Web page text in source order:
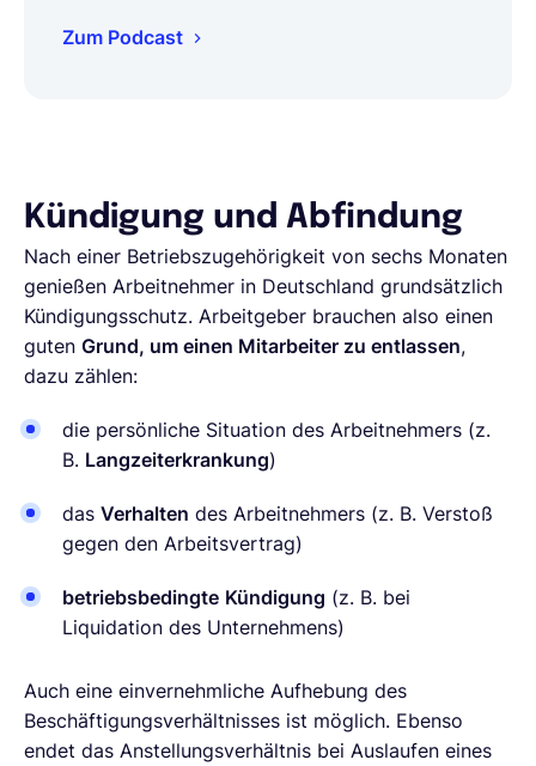
Zum Podcast
Kündigung und Abfindung
Nach einer Betriebszugehörigkeit von sechs Monaten
genießen Arbeitnehmer in Deutschland grundsätzlich
Kündigungsschutz. Arbeitgeber brauchen also einen
guten Grund, um einen Mitarbeiter zu entlassen,
dazu zählen:
die persönliche Situation des Arbeitnehmers (z.
B. Langzeiterkrankung)
das Verhalten des Arbeitnehmers (z. B. Verstoß
gegen den Arbeitsvertrag)
betriebsbedingte Kündigung (z. B. bei
Liquidation des Unternehmens)
Auch eine einvernehmliche Aufhebung des
Beschäftigungsverhältnisses ist möglich. Ebenso
endet das Anstellungsverhältnis bei Auslaufen eines